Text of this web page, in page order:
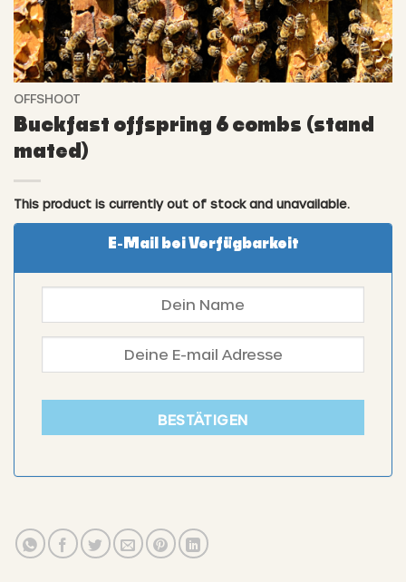
OFFSHOOT
Buckfast offspring 6 combs (stand
mated)
This product is currently out of stock and unavailable.
E-Mail bei Verfügbarkeit
BESTÄTIGEN